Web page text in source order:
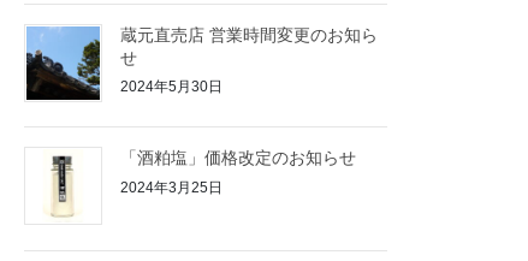
蔵元直売店 営業時間変更のお知ら
せ
2024年5月30日
「酒粕塩」価格改定のお知らせ
2024年3月25日